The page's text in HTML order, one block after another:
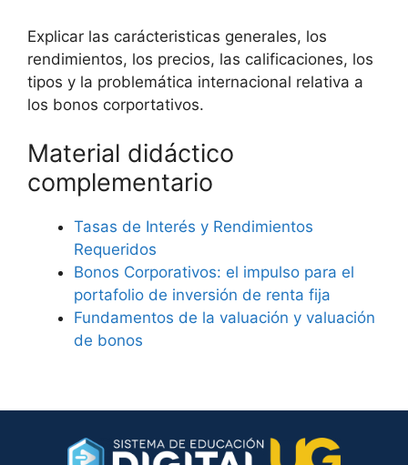
Explicar las carácteristicas generales, los
rendimientos, los precios, las calificaciones, los
tipos y la problemática internacional relativa a
los bonos corportativos.
Material didáctico
complementario
Tasas de Interés y Rendimientos
Requeridos
Bonos Corporativos: el impulso para el
portafolio de inversión de renta fija
Fundamentos de la valuación y valuación
de bonos